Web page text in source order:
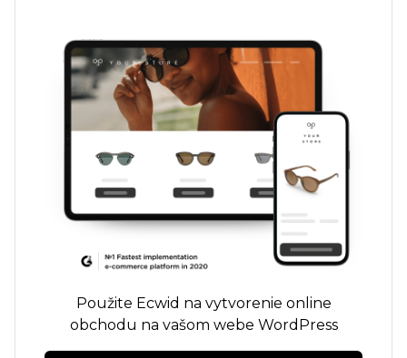
Použite Ecwid na vytvorenie online
obchodu na vašom webe WordPress